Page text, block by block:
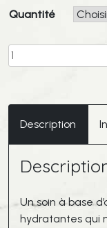
Quantité
quantité
de
-
Résurrection
Sans
Description
Un soin à base
hydratantes qui